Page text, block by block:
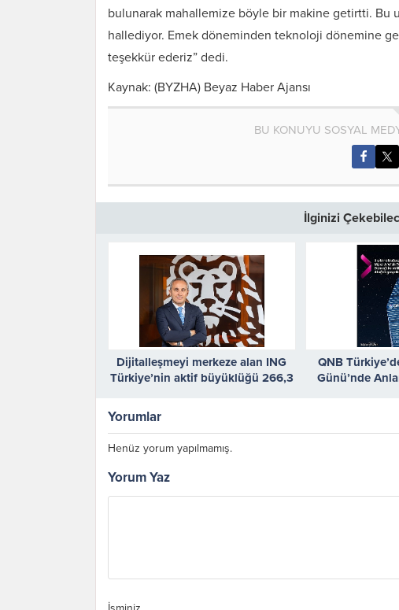
bulunarak mahallemize böyle bir makine getirtti. Bu
hallediyor. Emek döneminden teknoloji dönemine
teşekkür ederiz” dedi.
Kaynak: (BYZHA) Beyaz Haber Ajansı
BU KONUYU SOSYAL
İlginizi
Dijitalleşmeyi merkeze alan ING
Türkiye’nin aktif büyüklüğü 266,3
QNB
Günü’nde
Yorumlar
Henüz yorum yapılmamış.
Yorum Yaz